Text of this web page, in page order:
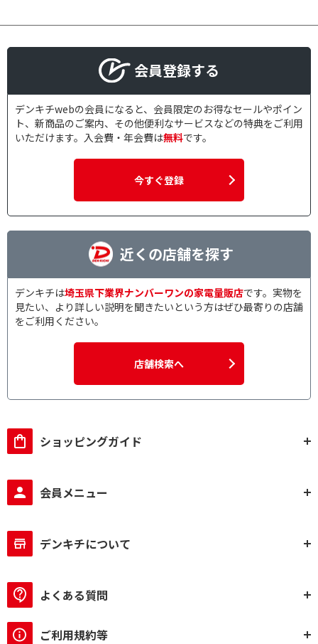
会員登録する
デンキチwebの会員になると、会員限定のお得なセールやポイン
ト、新商品のご案内、その他便利なサービスなどの特典をご利用
いただけます。入会費・年会費は無料です。
今すぐ登録
近くの店舗を探す
デンキチは埼玉県下業界ナンバーワンの家電量販店です。実物を
見たい、より詳しい説明を聞きたいという方はぜひ最寄りの店舗
をご利用ください。
店舗検索へ
ショッピングガイド
会員メニュー
デンキチについて
よくある質問
ご利用規約等